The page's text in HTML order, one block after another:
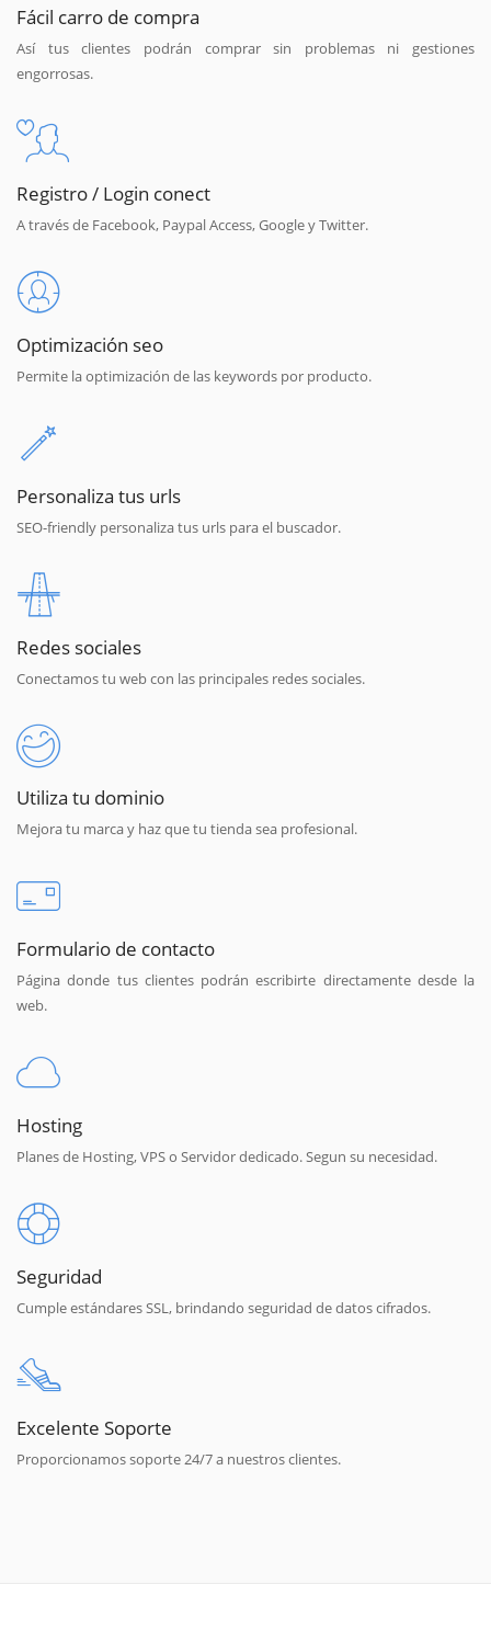
Fácil carro de compra
Así tus clientes podrán comprar sin problemas ni gestiones
engorrosas.
Registro / Login conect
A través de Facebook, Paypal Access, Google y Twitter.
Optimización seo
Permite la optimización de las keywords por producto.
Personaliza tus urls
SEO-friendly personaliza tus urls para el buscador.
Redes sociales
Conectamos tu web con las principales redes sociales.
Utiliza tu dominio
Mejora tu marca y haz que tu tienda sea profesional.
Formulario de contacto
Página donde tus clientes podrán escribirte directamente desde la
web.
Hosting
Planes de Hosting, VPS o Servidor dedicado. Segun su necesidad.
Seguridad
Cumple estándares SSL, brindando seguridad de datos cifrados.
Excelente Soporte
Proporcionamos soporte 24/7 a nuestros clientes.